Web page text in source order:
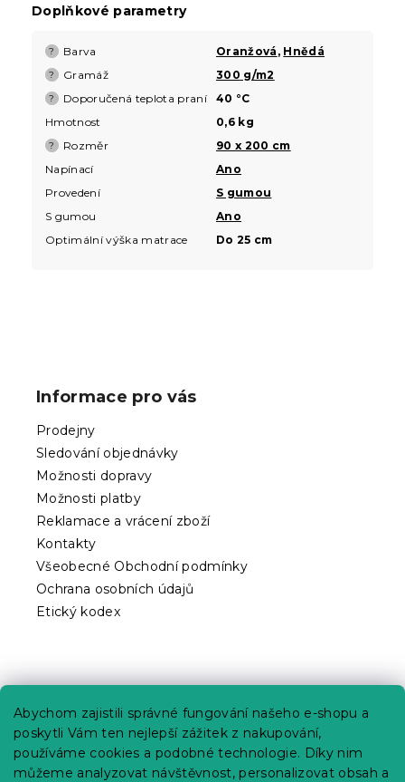
Abychom zajistili správné fungování našeho e-shopu a
poskytli Vám ten nejlepší zážitek z nakupování,
používáme cookies a podobné technologie. Díky nim
můžeme analyzovat návštěvnost, personalizovat obsah a
Doplňkové parametry
? Barva Oranžová , Hnědá
? Gramáž 300 g/m2
? Doporučená teplota praní
40 °C
Hmotnost
0,6 kg
? Rozměr
90 x 200 cm
Napínací
Ano
Provedení
S gumou
S gumou
Ano
Optimální výška matrace
Do 25 cm
Informace pro vás
Prodejny
Sledování objednávky
Možnosti dopravy
Možnosti platby
Reklamace a vrácení zboží
Kontakty
Všeobecné Obchodní podmínky
Ochrana osobních údajů
Etický kodex
Kariéra
Poptávky a B2B spolupráce